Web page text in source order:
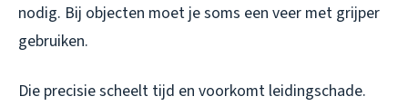
nodig. Bij objecten moet je soms een veer met grijper
gebruiken.
Die precisie scheelt tijd en voorkomt leidingschade.